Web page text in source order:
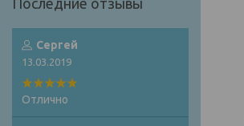
Сергей
13.03.2019
Отлично